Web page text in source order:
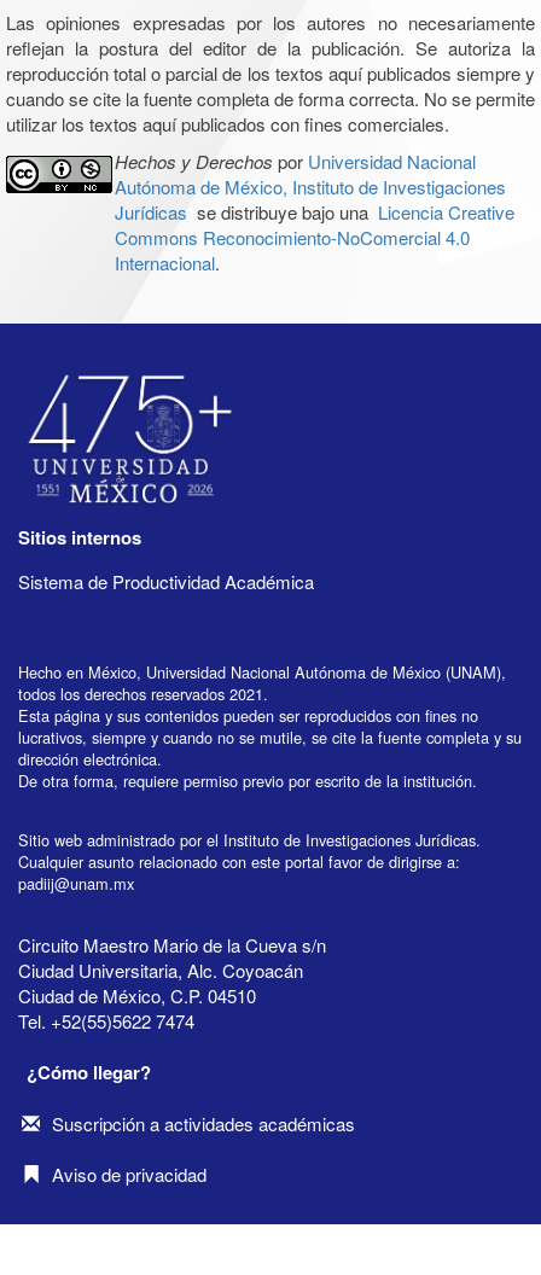
Las opiniones expresadas por los autores no necesariamente
reflejan la postura del editor de la publicación. Se autoriza la
reproducción total o parcial de los textos aquí publicados siempre y
cuando se cite la fuente completa de forma correcta. No se permite
utilizar los textos aquí publicados con fines comerciales.
Hechos y Derechos por Universidad Nacional
Autónoma de México, Instituto de Investigaciones
Jurídicas se distribuye bajo una Licencia Creative
Commons Reconocimiento-NoComercial 4.0
Internacional.
Sitios internos
Sistema de Productividad Académica
Hecho en México, Universidad Nacional Autónoma de México (UNAM),
todos los derechos reservados 2021.
Esta página y sus contenidos pueden ser reproducidos con fines no
lucrativos, siempre y cuando no se mutile, se cite la fuente completa y su
dirección electrónica.
De otra forma, requiere permiso previo por escrito de la institución.
Sitio web administrado por el Instituto de Investigaciones Jurídicas.
Cualquier asunto relacionado con este portal favor de dirigirse a:
padiij@unam.mx
Circuito Maestro Mario de la Cueva s/n
Ciudad Universitaria, Alc. Coyoacán
Ciudad de México, C.P. 04510
Tel. +52(55)5622 7474
¿Cómo llegar?
Suscripción a actividades académicas
Aviso de privacidad